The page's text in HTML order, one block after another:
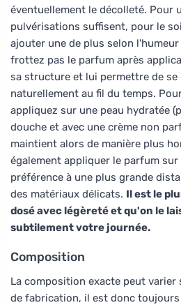
éventuellement le décolleté. Pour
pulvérisations suffisent, pour le
ajouter une de plus selon
frottez pas le parfum après
sa structure et lui permettre de se
naturellement au fil du temps.
appliquez sur une peau hydratée
douche et avec une crème non
maintient alors de manière plus
également appliquer le parfum
préférence à une plus grande
des matériaux délicats. Il est le
dosé avec légèreté et qu'on le
subtilement votre journée.
Composition
La composition exacte peut varier
de fabrication, il est donc